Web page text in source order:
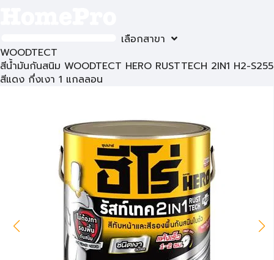
เลือกสาขา
WOODTECT
สีน้ำมันกันสนิม WOODTECT HERO RUSTTECH 2IN1 H2-S255
สีแดง กึ่งเงา 1 แกลลอน